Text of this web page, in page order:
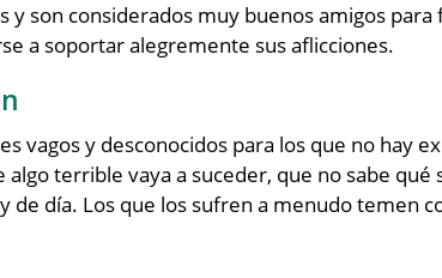
y son considerados muy buenos amigos
a soportar alegremente sus aflicciones.
vagos y desconocidos para los que no hay
algo terrible vaya a suceder, que no sabe
de día. Los que los sufren a menudo temen